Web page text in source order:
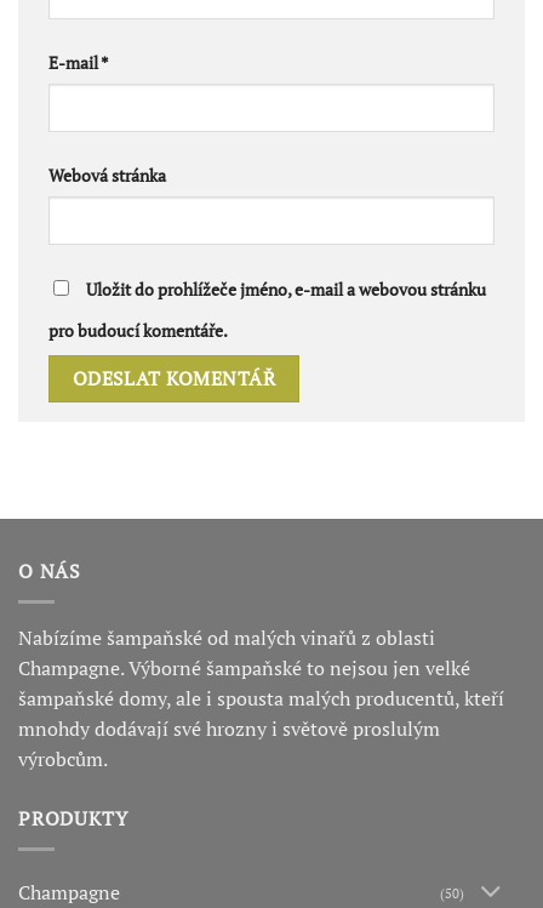
E-mail*
Webová stránka
Uložit do prohlížeče jméno, e-mail a webovou stránku
pro budoucí komentáře.
O NÁS
Nabízíme šampaňské od malých vinařů z oblasti
Champagne. Výborné šampaňské to nejsou jen velké
šampaňské domy, ale i spousta malých producentů, kteří
mnohdy dodávají své hrozny i světově proslulým
výrobcům.
PRODUKTY
Champagne (50)